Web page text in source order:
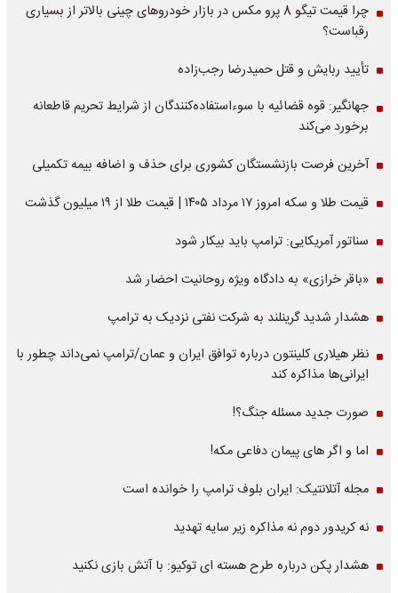
چرا قیمت تیگو 8 پرو مکس در بازار خودروهای چینی بالاتر از بسیاری
رقباست؟
تأیید ربایش و قتل حمیدرضا رجب‌زاده
جهانگیر: قوه قضائیه با سوءاستفاده‌کنندگان از شرایط تحریم قاطعانه
برخورد می‌کند
آخرین فرصت بازنشستگان کشوری برای حذف و اضافه بیمه تکمیلی
قیمت طلا و سکه امروز ۱۷ مرداد ۱۴۰۵ | قیمت طلا از ۱۹ میلیون گذشت
سناتور آمریکایی: ترامپ باید بیکار شود
«باقر خرازی» به دادگاه ویژه روحانیت احضار شد
هشدار شدید گرینلند به شرکت نفتی نزدیک به ترامپ
نظر هیلاری کلینتون درباره توافق ایران و عمان/ترامپ نمی‌داند چطور با
ایرانی‌ها مذاکره کند
صورت جدید مسئله جنگ؟!
اما و اگر های پیمان دفاعی مکه!
مجله آتلانتیک: ایران بلوف ترامپ را خوانده است
نه کریدور دوم نه مذاکره زیر سایه تهدید
هشدار پکن درباره طرح هسته ای توکیو: با آتش بازی نکنید